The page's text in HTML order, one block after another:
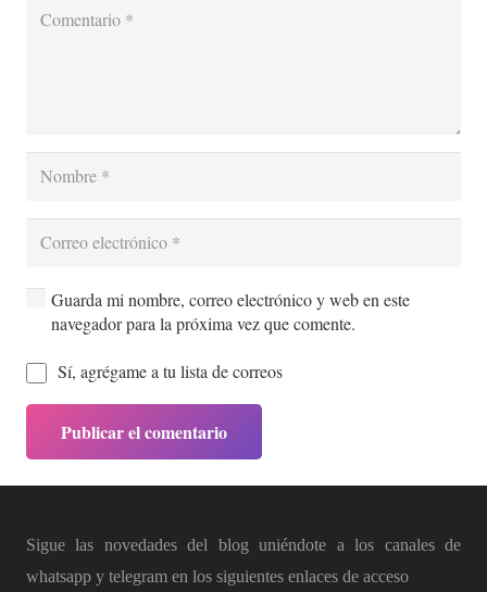
Guarda mi nombre, correo electrónico y web en este
navegador para la próxima vez que comente.
Sí, agrégame a tu lista de correos
Publicar el comentario
Sigue las novedades del blog uniéndote a los canales de
whatsapp y telegram en los siguientes enlaces de acceso